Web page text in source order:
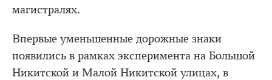
магистралях.
Впервые уменьшенные дорожные знаки
появились в рамках эксперимента на Большой
Никитской и Малой Никитской улицах, в